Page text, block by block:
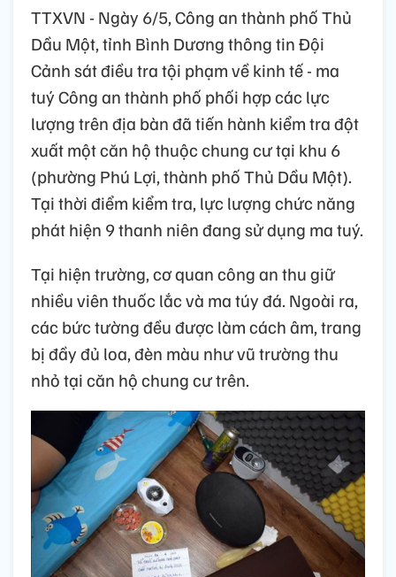
TTXVN - Ngày 6/5, Công an thành phố Thủ
Dầu Một, tỉnh Bình Dương thông tin Đội
Cảnh sát điều tra tội phạm về kinh tế - ma
tuý Công an thành phố phối hợp các lực
lượng trên địa bàn đã tiến hành kiểm tra đột
xuất một căn hộ thuộc chung cư tại khu 6
(phường Phú Lợi, thành phố Thủ Dầu Một).
Tại thời điểm kiểm tra, lực lượng chức năng
phát hiện 9 thanh niên đang sử dụng ma tuý.
Tại hiện trường, cơ quan công an thu giữ
nhiều viên thuốc lắc và ma túy đá. Ngoài ra,
các bức tường đều được làm cách âm, trang
bị đầy đủ loa, đèn màu như vũ trường thu
nhỏ tại căn hộ chung cư trên.